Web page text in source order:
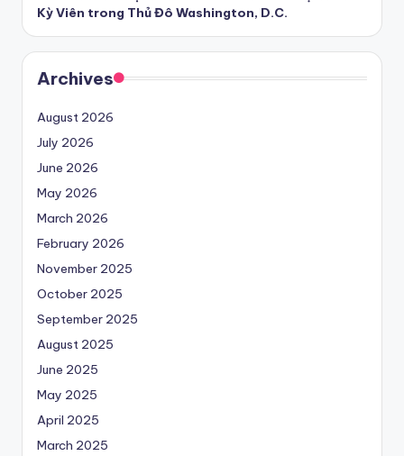
Kỳ Viên trong Thủ Đô Washington, D.C.
Archives
August 2026
July 2026
June 2026
May 2026
March 2026
February 2026
November 2025
October 2025
September 2025
August 2025
June 2025
May 2025
April 2025
March 2025